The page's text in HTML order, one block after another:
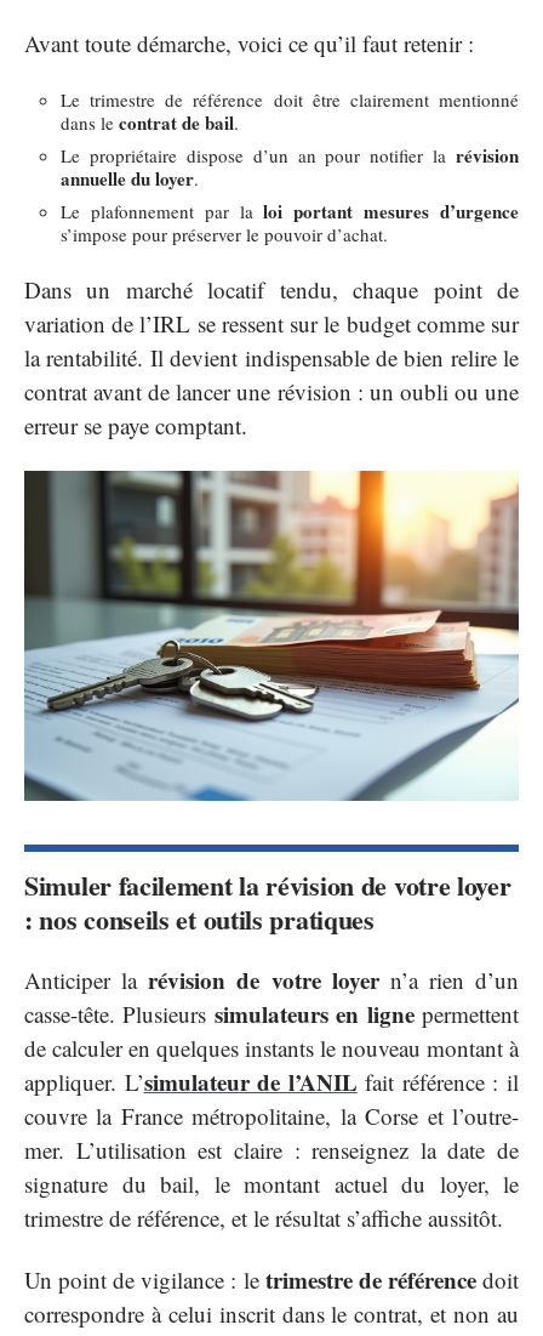
Avant toute démarche, voici ce qu’il faut retenir :
Le trimestre de référence doit être clairement mentionné
dans le contrat de bail.
Le propriétaire dispose d’un an pour notifier la révision
annuelle du loyer.
Le plafonnement par laloi portant mesures d’urgence
s’impose pour préserver le pouvoir d’achat.
Dans un marché locatif tendu, chaque point de
variation de l’IRL se ressent sur le budget comme sur
la rentabilité. Il devient indispensable de bien relire le
contrat avant de lancer une révision : un oubli ou une
erreur se paye comptant.
Simuler facilement la révision de votre loyer
: nos conseils et outils pratiques
Anticiper larévision de votre loyern’a rien d’un
casse-tête. Plusieurs simulateurs en lignepermettent
de calculer en quelques instants le nouveau montant à
appliquer. L’simulateur de l’ANIL fait référence : il
couvre la France métropolitaine, la Corse et l’outre-
mer. L’utilisation est claire : renseignez la date de
signature du bail, le montant actuel du loyer, le
trimestre de référence, et le résultat s’affiche aussitôt.
Un point de vigilance : le trimestre de référencedoit
correspondre à celui inscrit dans le contrat, et non au